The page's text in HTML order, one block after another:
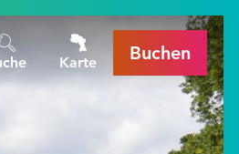
Karte Buchen